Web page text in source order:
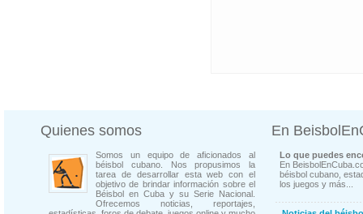
Quienes somos
Somos un equipo de aficionados al
béisbol cubano. Nos propusimos la
tarea de desarrollar esta web con el
objetivo de brindar información sobre el
Béisbol en Cuba y su Serie Nacional.
Ofrecemos noticias, reportajes,
En
Lo que puedes
En
béisbol cubano,
los juegos y más...